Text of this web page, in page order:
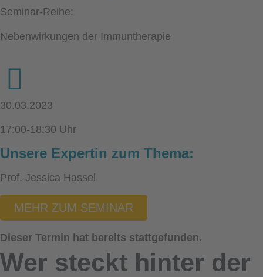
Seminar-Reihe:
Nebenwirkungen der Immuntherapie
30.03.2023
17:00-18:30 Uhr
Unsere Expertin zum Thema:
Prof. Jessica Hassel
MEHR ZUM SEMINAR
Dieser Termin hat bereits stattgefunden.
Wer steckt hinter der